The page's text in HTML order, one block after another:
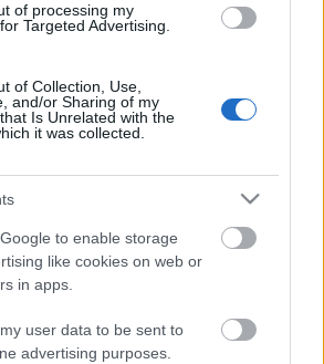
of processing my
Targeted Advertising.
of Collection, Use,
and/or Sharing of my
Is Unrelated with the
it was collected.
to enable storage
like cookies on web or
in apps.
user data to be sent to
advertising purposes.
és mesterséges
készülnek a
szemimplantátumok
3D nyomtatás egyre fontosabb
orvosi szektorban. Kórházakban
szabott gyógyászati termékeket,
állítanak már elő. A
Grafikai Kutatások Fraunhofer
intelligencia (MI) által…